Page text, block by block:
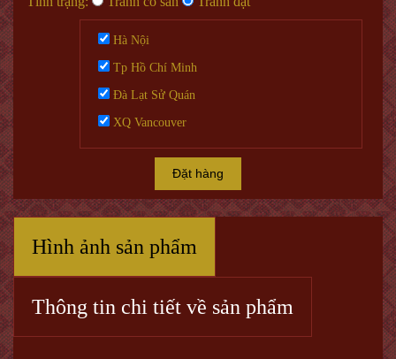
Hà Nội
Tp Hồ Chí Minh
Đà Lạt Sử Quán
XQ Vancouver
Đặt hàng
Hình ảnh sản phẩm
Thông tin chi tiết về sản phẩm